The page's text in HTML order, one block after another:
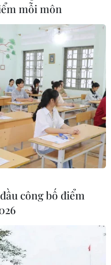
mỗi môn
công bố điểm